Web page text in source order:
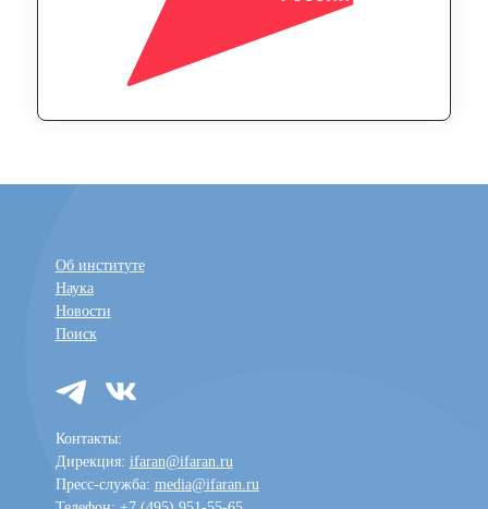
Об институте
Наука
Новости
Поиск
Контакты:
Дирекция: ifaran@ifaran.ru
Пресс-служба: media@ifaran.ru